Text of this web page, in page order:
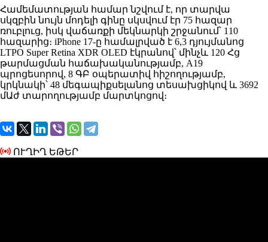
Համեմատության համար նշվում է, որ տարվա
սկզբին նույն մոդելի գինը սկսվում էր 75 հազար
ռուբլուց, իսկ վաճառքի մեկնարկի շրջանում՝ 110
հազարից։ iPhone 17-ը համալրված է 6,3 դյույմանոց
LTPO Super Retina XDR OLED էկրանով՝ մինչև 120 Հց
թարմացման հաճախականությամբ, A19
պրոցեսորով, 8 ԳԲ օպերատիվ հիշողությամբ,
կրկնակի՝ 48 մեգապիքսելանոց տեսախցիկով և 3692
մԱժ տարողությամբ մարտկոցով։
ՈՒՂԻՂ ԵԹԵՐ